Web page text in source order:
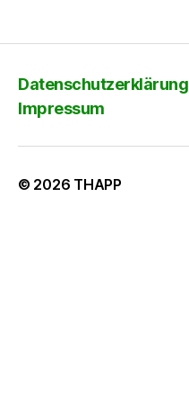
Datenschutzerklärung
Impressum
© 2026 THAPP